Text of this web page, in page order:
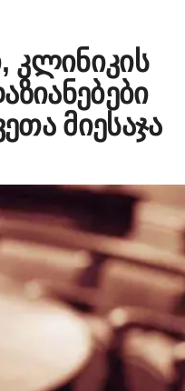
კლინიკის
მიესაჯა